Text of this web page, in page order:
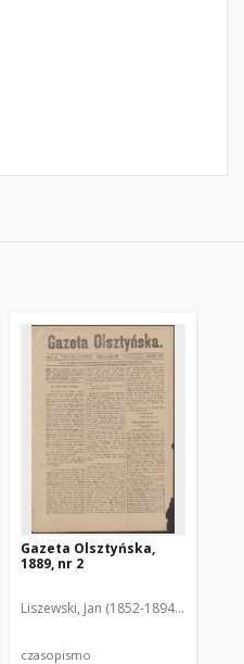
Gazeta Olsztyńska,
1889, nr 2
Liszewski, Jan (1852-1894). Red.
czasopismo